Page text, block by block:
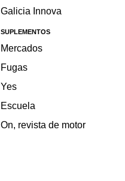
Galicia Innova
SUPLEMENTOS
Mercados
Fugas
Yes
Escuela
On, revista de motor